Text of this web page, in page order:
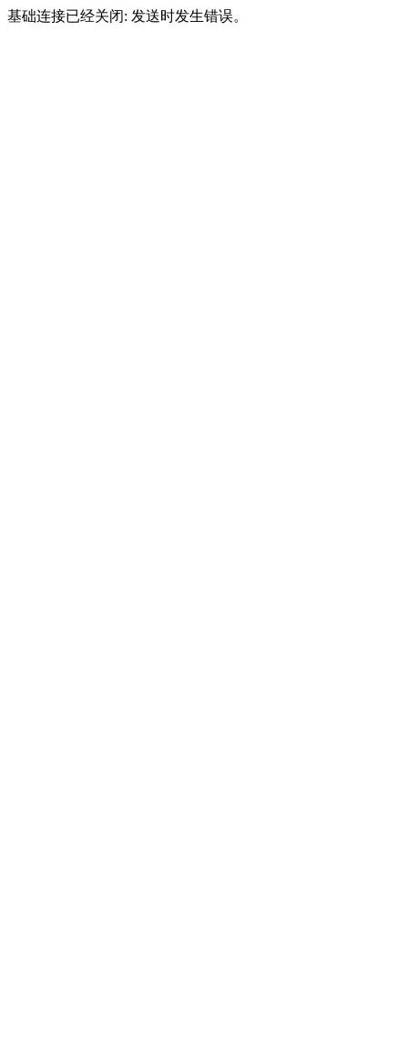
基础连接已经关闭: 发送时发生错误。